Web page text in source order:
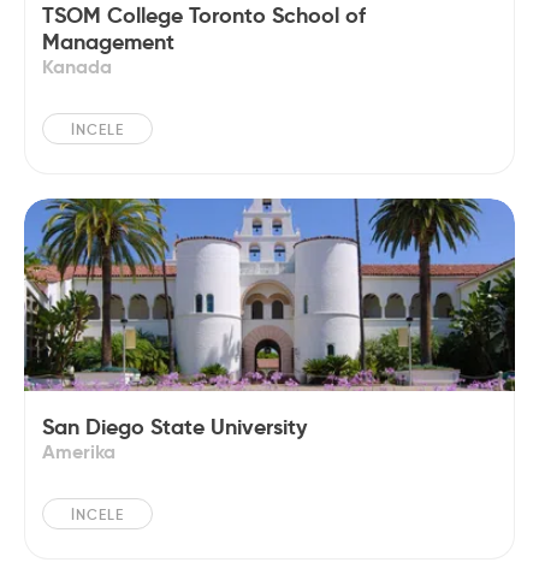
TSOM College Toronto School of
Management
Kanada
İNCELE
San Diego State University
Amerika
İNCELE